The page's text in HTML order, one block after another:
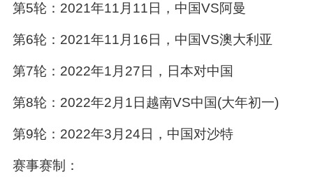
第5轮：2021年11月11日，中国VS阿曼
第6轮：2021年11月16日，中国VS澳大利亚
第7轮：2022年1月27日，日本对中国
第8轮：2022年2月1日越南VS中国(大年初一)
第9轮：2022年3月24日，中国对沙特
赛事赛制：